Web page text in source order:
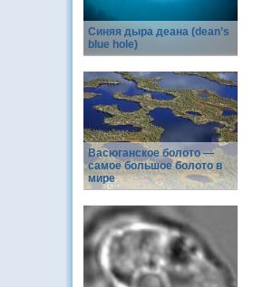
Синяя дыра деана (dean’s
blue hole)
Васюганское болото —
самое большое болото в
мире